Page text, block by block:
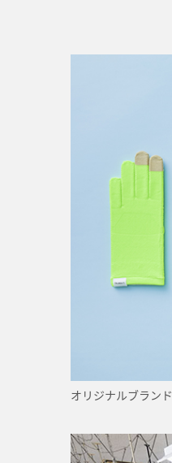
オリジナルブランド